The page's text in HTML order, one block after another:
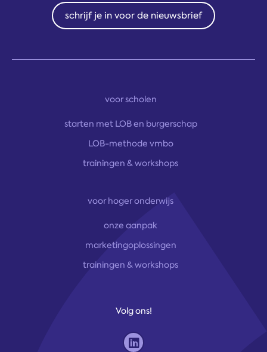
schrijf je in voor de nieuwsbrief
voor scholen
starten met LOB en burgerschap
LOB-methode vmbo
trainingen & workshops
voor hoger onderwijs
onze aanpak
marketingoplossingen
trainingen & workshops
Volg ons!